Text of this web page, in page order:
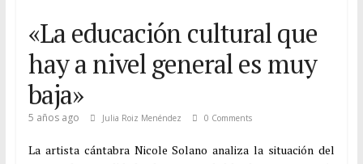
«La educación cultural que
hay a nivel general es muy
baja»
5 años ago Julia Roiz Menéndez 0 Comments
La artista cántabra Nicole Solano analiza la situación del